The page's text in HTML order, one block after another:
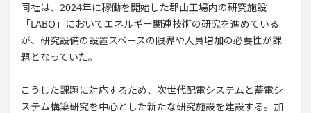
同社は、2024年に稼働を開始した郡山工場内の研究施設
「LABO」においてエネルギー関連技術の研究を進めている
が、研究設備の設置スペースの限界や人員増加の必要性が課
題となっていた。
こうした課題に対応するため、次世代配電システムと蓄電シ
ステム構築研究を中心とした新たな研究施設を建設する。加